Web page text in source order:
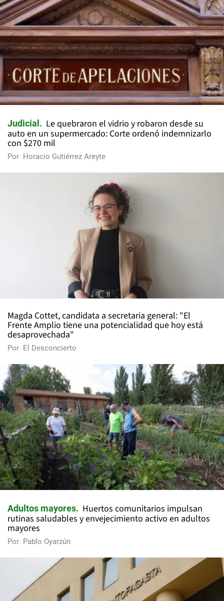
Judicial
Le quebraron el vidrio y robaron desde su
auto en un supermercado: Corte ordenó indemnizarlo
con $270 mil
Por Horacio Gutiérrez Areyte
Magda Cottet, candidata a secretaria general: "El
Frente Amplio tiene una potencialidad que hoy está
desaprovechada"
Por El Desconcierto
Adultos mayores
Huertos comunitarios impulsan
rutinas saludables y envejecimiento activo en adultos
mayores
Por Pablo Oyarzún